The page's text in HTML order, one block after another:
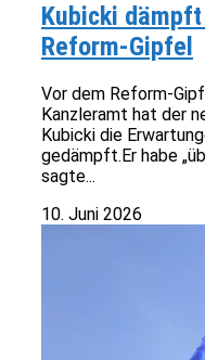
Kubicki
Reform-Gipfel
Vor dem Reform-
Kanzleramt hat der
Kubicki die
gedämpft.Er habe
sagte...
10. Juni 2026